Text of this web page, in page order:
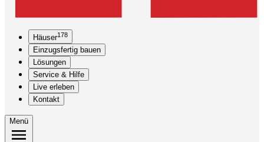
Häuser178
Einzugsfertig bauen
Lösungen
Service & Hilfe
Live erleben
Kontakt
Menü